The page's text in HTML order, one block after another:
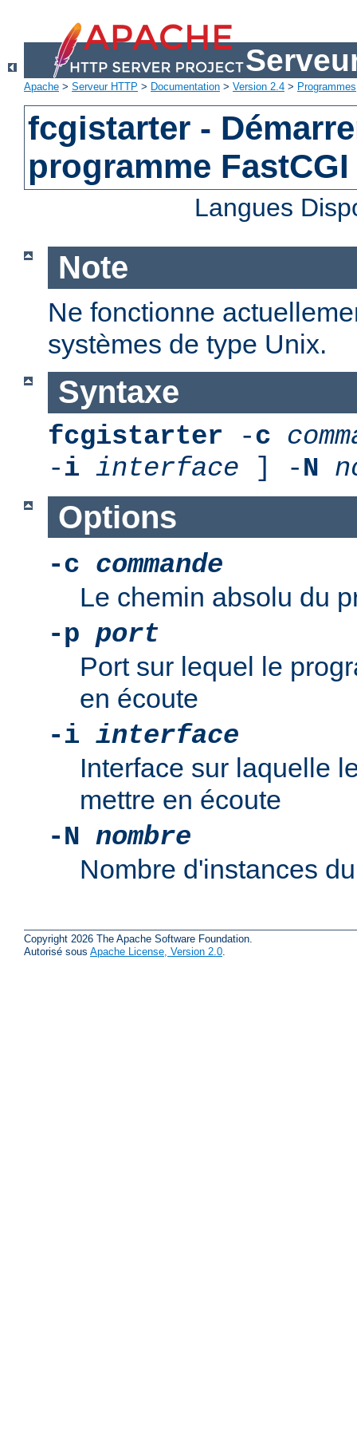
Apache > Serveur HTTP > Documentation > Version 2.4 > Programmes
fcgistarter -
programme FastCGI
Langues
Note
Ne fonctionne
systèmes de type Unix.
Syntaxe
fcgistarter -c
-i interface ] -N
Options
-c commande
Le chemin absolu du
-p port
Port sur lequel le
en écoute
-i interface
Interface sur laquelle
mettre en écoute
-N nombre
Nombre d'instances
Copyright 2026 The Apache Software Foundation.
Autorisé sous Apache License, Version 2.0